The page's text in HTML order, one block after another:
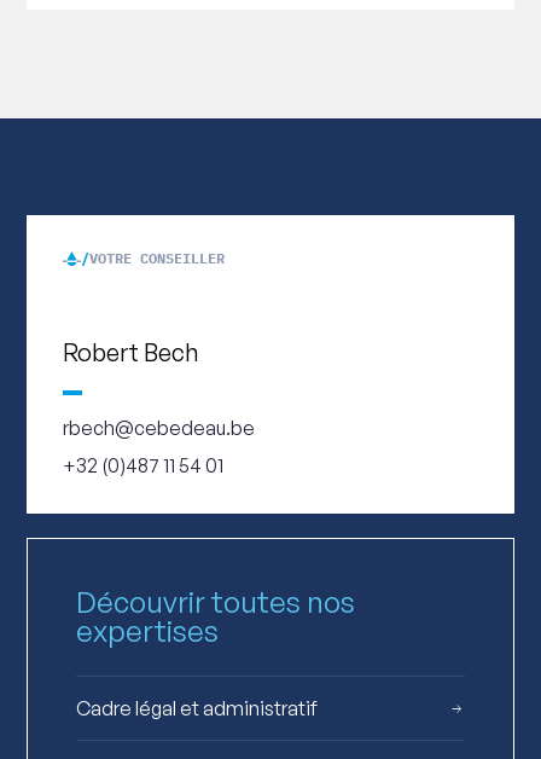
VOTRE CONSEILLER
Robert Bech
rbech@cebedeau.be
+32 (0)487 11 54 01
Découvrir toutes nos
expertises
Cadre légal et administratif